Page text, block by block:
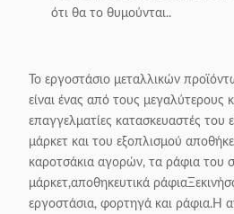
ότι θα το θυμούνται..
Το εργοστάσιο μεταλλικών
είναι ένας από τους μεγαλύτερους
επαγγελματίες κατασκευαστές του
μάρκετ και του εξοπλισμού
καροτσάκια αγορών, τα ράφια του
μάρκετ,αποθηκευτικά
εργοστάσια, φορτηγά και ράφια.Η